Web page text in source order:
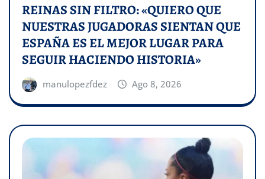
REINAS SIN FILTRO: «QUIERO QUE
NUESTRAS JUGADORAS SIENTAN QUE
ESPAÑA ES EL MEJOR LUGAR PARA
SEGUIR HACIENDO HISTORIA»
manulopezfdez Ago 8, 2026